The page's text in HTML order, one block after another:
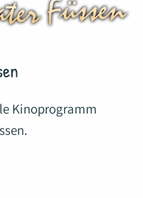
Kinoprogramm